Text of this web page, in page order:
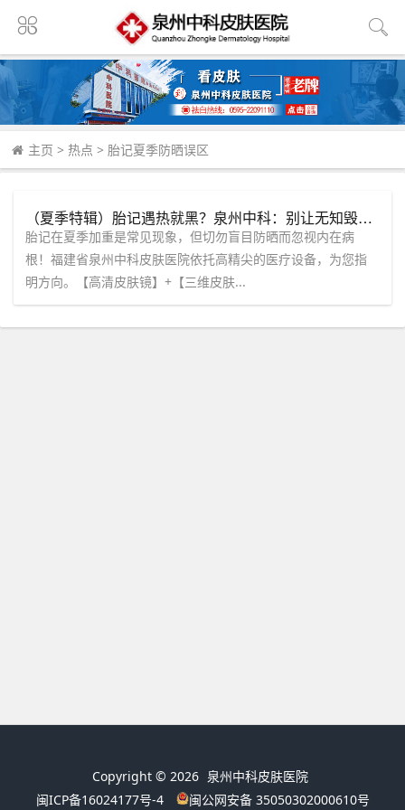
主页 > 热点 > 胎记夏季防晒误区
（夏季特辑）胎记遇热就黑？泉州中科：别让无知毁了你的夏日好心情！这【3项检测】建议你立刻安排！
胎记在夏季加重是常见现象，但切勿盲目防晒而忽视内在病
根！福建省泉州中科皮肤医院依托高精尖的医疗设备，为您指
明方向。【高清皮肤镜】+【三维皮肤...
Copyright © 2026 泉州中科皮肤医院
闽ICP备16024177号-4
闽公网安备 35050302000610号